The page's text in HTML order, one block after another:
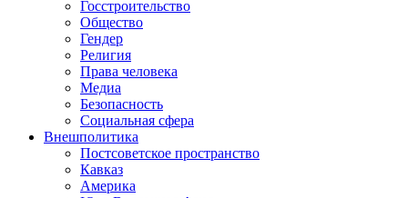
Госстроительство
Общество
Гендер
Религия
Права человека
Медиа
Безопасность
Социальная сфера
Внешполитика
Постсоветское пространство
Кавказ
Америка